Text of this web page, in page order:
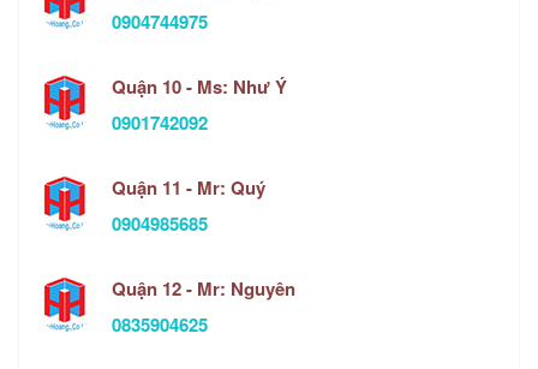
0904744975
Quận 10 - Ms: Như Ý
0901742092
Quận 11 - Mr: Quý
0904985685
Quận 12 - Mr: Nguyên
0835904625